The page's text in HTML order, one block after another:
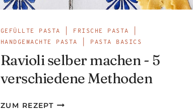
GEFÜLLTE PASTA FRISCHE PASTA
HANDGEMACHTE PASTA
PASTA BASICS
Ravioli selber machen - 5
verschiedene Methoden
ZUM REZEPTRAVIOLI